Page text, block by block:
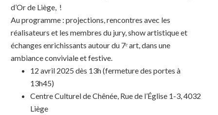
d’Or de Liège, !
Au programme : projections, rencontres avec les
réalisateurs et les membres du jury, show artistique et
échanges enrichissants autour du 7ᵉ art, dans une
ambiance conviviale et festive.
12 avril 2025 dès 13h (fermeture des portes à
13h45)
Centre Culturel de Chênée, Rue de l’Église 1-3, 4032
Liège